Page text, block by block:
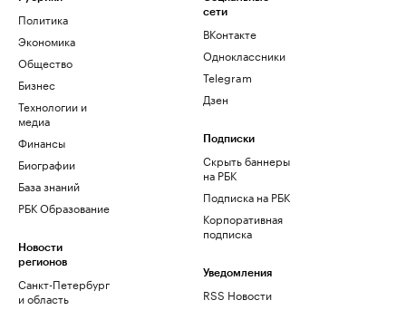
Политика
Экономика
Общество
Бизнес
Технологии и
медиа
Финансы
Биографии
База знаний
РБК Образование
Новости
регионов
Санкт-Петербург
и область
сети
ВКонтакте
Одноклассники
Telegram
Дзен
Подписки
Скрыть баннеры
на РБК
Подписка на РБК
Корпоративная
подписка
Уведомления
RSS Новости